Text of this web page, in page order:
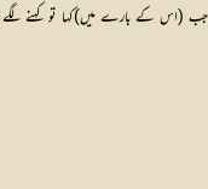
(اس کے بارے میں)کہا تو کہنے